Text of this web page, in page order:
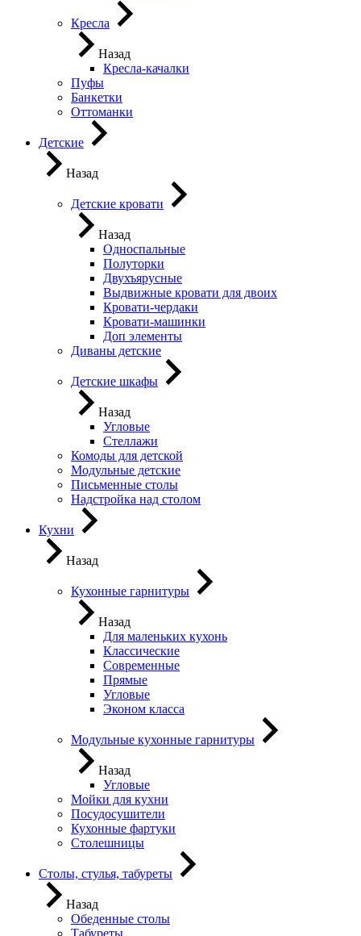
Кресла
Назад
Кресла-качалки
Пуфы
Банкетки
Оттоманки
Детские
Назад
Детские кровати
Назад
Односпальные
Полуторки
Двухъярусные
Выдвижные кровати для двоих
Кровати-чердаки
Кровати-машинки
Доп элементы
Диваны детские
Детские шкафы
Назад
Угловые
Стеллажи
Комоды для детской
Модульные детские
Письменные столы
Надстройка над столом
Кухни
Назад
Кухонные гарнитуры
Назад
Для маленьких кухонь
Классические
Современные
Прямые
Угловые
Эконом класса
Модульные кухонные гарнитуры
Назад
Угловые
Мойки для кухни
Посудосушители
Кухонные фартуки
Столешницы
Столы, стулья, табуреты
Назад
Обеденные столы
Табуреты